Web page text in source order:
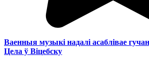
Ваенныя музыкі надалі асаблівае
Цела ў Віцебску